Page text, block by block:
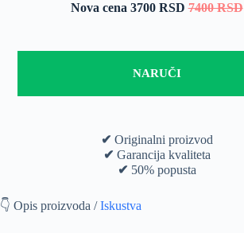
Nova cena 3700 RSD7400 RSD
NARUČI
✔ Originalni proizvod
✔ Garancija kvaliteta
✔ 50% popusta
👇 Opis proizvoda /Iskustva